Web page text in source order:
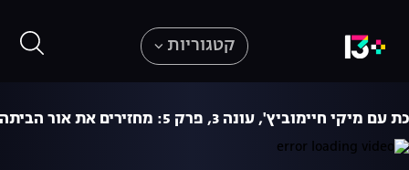
קטגוריות
חיימוביץ', עונה 3, פרק 5: מחזירים את אור הביתה